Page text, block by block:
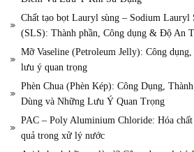
Chất tạo bọt Lauryl sùng – Sodium Lauryl
(SLS): Thành phần, Công dụng & Độ An
Mỡ Vaseline (Petroleum Jelly): Công dụng,
lưu ý quan trọng
Phèn Chua (Phèn Kép): Công Dụng,
Dùng và Những Lưu Ý Quan Trọng
PAC – Poly Aluminium Chloride: Hóa
quả trong xử lý nước